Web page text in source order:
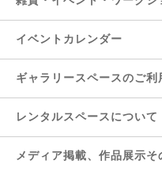
イベントカレンダー
ギャラリースペースのご利
レンタルスペースについて
メディア掲載、作品展示そ